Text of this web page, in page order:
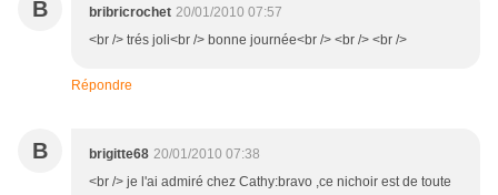
B bribricrochet 20/01/2010 07:57
<br /> trés joli<br /> bonne journée<br /> <br /> <br />
Répondre
B brigitte68 20/01/2010 07:38
<br /> je l'ai admiré chez Cathy:bravo ,ce nichoir est de toute